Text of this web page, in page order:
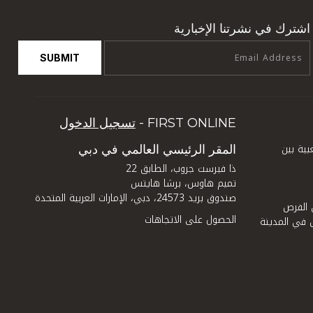
اشترك في نشرتنا الإخبارية
SUBMIT
بين
في المدينة
FIRST ONLINE -
تسجيل الدخول
المقر الرئيسي العالمي في دبي
ذا فيرست جروب، الطابق 22
تميم هاوس، برشا هايتس
صندوق بريد 24573، دبي، الإمارات العربية المتحدة
الحصول على الاتجاهات